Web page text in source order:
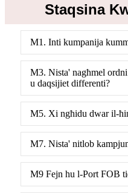
Staqsina
M1. Inti kumpanija
M3. Nista' nagħmel
u daqsijiet differenti?
M5. Xi ngħidu dwar il-
M7. Nista' nitlob
M9 Fejn hu l-Port FOB